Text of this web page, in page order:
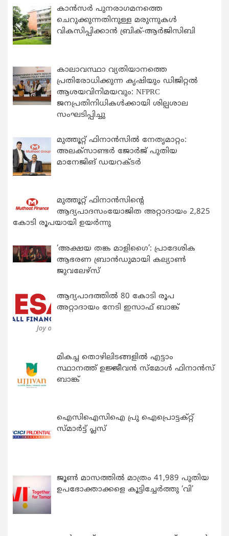
കാന്‍സര്‍ പുനരാഗമനത്തെ
ചെറുക്കുന്നതിനുള്ള മരുന്നുകള്‍
വികസിപ്പിക്കാന്‍ ബ്രിക്-ആര്‍ജിസിബി
കാലാവസ്ഥാ വ്യതിയാനത്തെ
പ്രതിരോധിക്കുന്ന കൃഷിയും ഡിജിറ്റൽ
ആശയവിനിമയവും: NFPRC
ജനപ്രതിനിധികൾക്കായി ശില്പശാല
സംഘടിപ്പിച്ചു
മുത്തൂറ്റ് ഫിനാൻസിൽ നേതൃമാറ്റം:
അലക്സാണ്ടർ ജോർജ് പുതിയ
മാനേജിങ് ഡയറക്ടർ
മുത്തൂറ്റ് ഫിനാൻസിന്റെ
ആദ്യപാദസംയോജിത അറ്റാദായം 2,825
കോടി രൂപയായി ഉയർന്നു
‘അക്ഷയ തങ്ക മാളിഗൈ’: പ്രാദേശിക
ആഭരണ ബ്രാന്‍ഡുമായി കല്യാണ്‍
ജുവലേഴ്‌സ്
ആദ്യപാദത്തിൽ 80 കോടി രൂപ
അറ്റാദായം നേടി ഇസാഫ് ബാങ്ക്
മികച്ച തൊഴിലിടങ്ങളിൽ എട്ടാം
സ്ഥാനത്ത് ഉജ്ജീവൻ സ്മോൾ ഫിനാൻസ്
ബാങ്ക്
ഐസിഐസിഐ പ്രു ഐപ്രൊട്ടക്റ്റ്
സ്മാർട്ട് പ്ലസ്
ജൂൺ മാസത്തിൽ മാത്രം 41,989 പുതിയ
ഉപഭോക്താക്കളെ കൂട്ടിച്ചേർത്തു ‘വി’